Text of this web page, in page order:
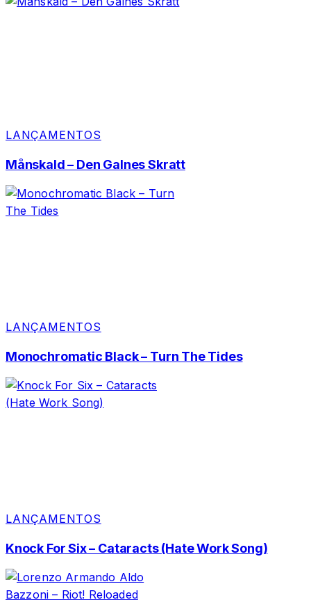
LANÇAMENTOS
Månskald – Den Galnes Skratt
LANÇAMENTOS
Monochromatic Black – Turn The Tides
LANÇAMENTOS
Knock For Six – Cataracts (Hate Work Song)